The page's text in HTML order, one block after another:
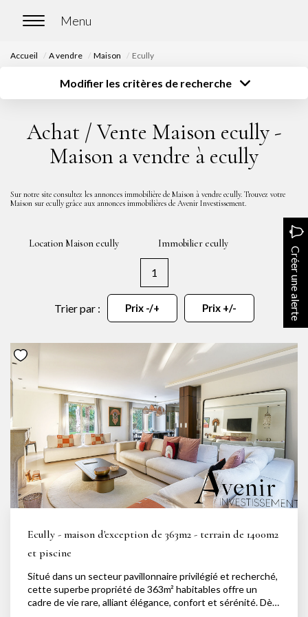
Nos biens en vente
Chasse immobilière
Nos biens en location
Nos biens loués
NOTRE AGENCE
Notre équipe
Notre magazine
Nos partenaires
Nous rejoindre
VENDRE
Estimer votre bien
CONTACT
Accueil A vendre Maison Ecully
Modifier les critères de recherche
Sélectionnez...
Type de bien
Sélectionnez...
Surface
Budget
Créer une alerte
Achat / Vente Maison ecully -
Maison a vendre à ecully
Sur notre site consultez les annonces immobilière de Maison à vendre ecully. Trouvez votre
Maison sur ecully grâce aux annonces immobilières de Avenir Investissement.
Location Maison ecully Immobilier ecully
Créer une alerte
1
Trier par : Prix -/+ Prix +/-
Ecully - maison d'exception de 363m2 - terrain de 1400m2
et piscine
Situé dans un secteur pavillonnaire privilégié et recherché,
cette superbe propriété de 363m² habitables offre un
cadre de vie rare, alliant élégance, confort et sérénité. Dès